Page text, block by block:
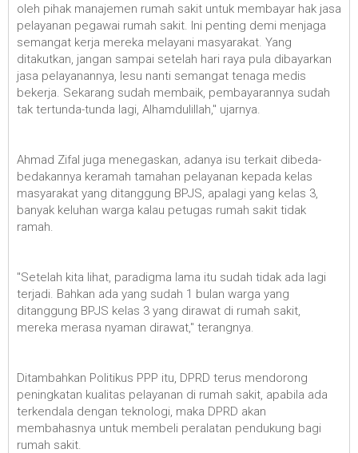
oleh pihak manajemen rumah sakit untuk membayar hak jasa
pelayanan pegawai rumah sakit. Ini penting demi menjaga
semangat kerja mereka melayani masyarakat. Yang
ditakutkan, jangan sampai setelah hari raya pula dibayarkan
jasa pelayanannya, lesu nanti semangat tenaga medis
bekerja. Sekarang sudah membaik, pembayarannya sudah
tak tertunda-tunda lagi, Alhamdulillah," ujarnya.
Ahmad Zifal juga menegaskan, adanya isu terkait dibeda-
bedakannya keramah tamahan pelayanan kepada kelas
masyarakat yang ditanggung BPJS, apalagi yang kelas 3,
banyak keluhan warga kalau petugas rumah sakit tidak
ramah.
"Setelah kita lihat, paradigma lama itu sudah tidak ada lagi
terjadi. Bahkan ada yang sudah 1 bulan warga yang
ditanggung BPJS kelas 3 yang dirawat di rumah sakit,
mereka merasa nyaman dirawat," terangnya.
Ditambahkan Politikus PPP itu, DPRD terus mendorong
peningkatan kualitas pelayanan di rumah sakit, apabila ada
terkendala dengan teknologi, maka DPRD akan
membahasnya untuk membeli peralatan pendukung bagi
rumah sakit.